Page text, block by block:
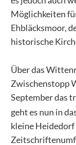
Möglichkeiten
Ehbläcksmoor,
historische
Über das
Zwischenstopp
September das
geht es nun in
kleine